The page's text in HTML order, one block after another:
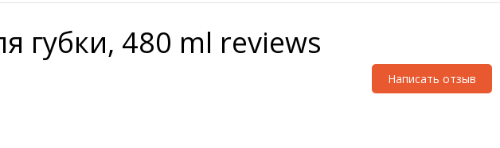
губки, 480 ml reviews
Написать отзыв